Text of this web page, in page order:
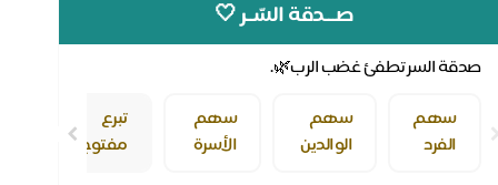
صـــدقة السّــر 🤍
صدقة السر تطفئ غضب الرب🌿.
سهم
الفرد
سهم
الوالدين
سهم
الأسرة
تبرع
مفتوح